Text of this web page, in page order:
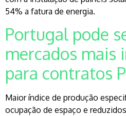
54% a fatura de energia.
Portugal pode
mercados mais
para contratos
Maior índice de produção
ocupação de espaço e